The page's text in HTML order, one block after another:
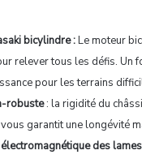
bicylindre :Le moteur
relever tous les défis. Un
pour les terrains
robuste: la rigidité du
garantit une longévité
des lames